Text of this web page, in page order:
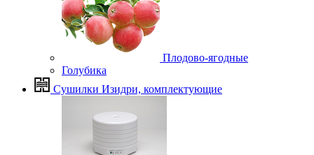
Плодово-ягодные
Голубика
Сушилки Изидри, комплектующие